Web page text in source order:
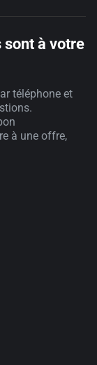
à votre
téléphone et
à une offre,